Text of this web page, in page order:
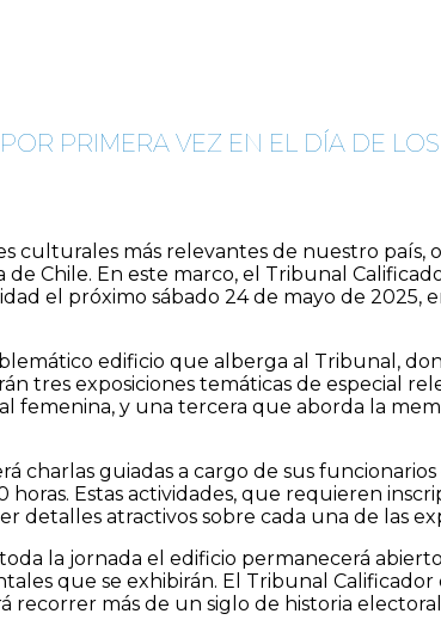
PRIMERA VEZ EN EL DÍA DE
culturales más relevantes de nuestro
Chile. En este marco, el Tribunal
el próximo sábado 24 de mayo de 2025,
edificio que alberga al Tribunal,
tres exposiciones temáticas de especial
femenina, y una tercera que aborda la
guiadas a cargo de sus
horas. Estas actividades, que requieren
atractivos sobre cada una de las
la jornada el edificio permanecerá
que se exhibirán. El Tribunal
más de un siglo de historia